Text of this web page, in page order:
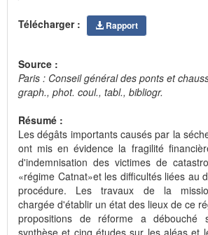
Télécharger : Rapport
Source :
Paris : Conseil général des ponts et
graph., phot. coul., tabl., bibliogr.
Résumé :
Les dégâts importants causés par la
ont mis en évidence la fragilité
d'indemnisation des victimes de
«régime Catnat»et les difficultés liées au
procédure. Les travaux de la
chargée d'établir un état des lieux de ce
propositions de réforme a
synthèse et cinq études sur les aléas et